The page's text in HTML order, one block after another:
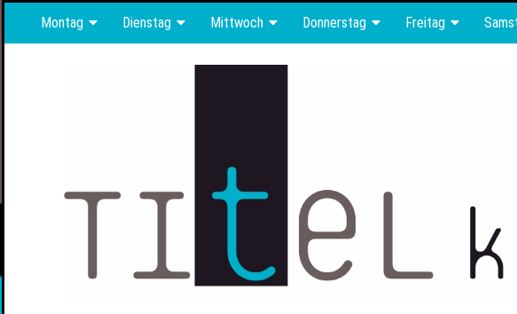
Montag Dienstag Mittwoch Donnerstag Freitag